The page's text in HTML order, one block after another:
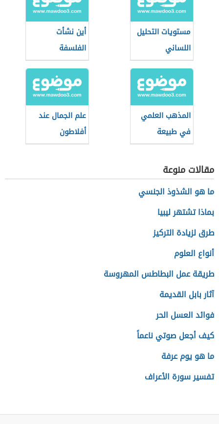
مستويات التحليل
اللساني
أين نشأت
الفلسفة
المذهب العلمي
في طبيعة
المعرفة
علم الجمال عند
أفلاطون
مقالات منوعة
ما هو الشذوذ الجنسي
بماذا تشتهر ليبيا
طرق لزيادة التركيز
أنواع العلوم
طريقة عمل البطاطس المهروسة
آثار بابل القديمة
فوائد العسل الحر
كيف أجعل صوتي ناعماً
ما هو يوم عرفة
تفسير سورة الأعراف